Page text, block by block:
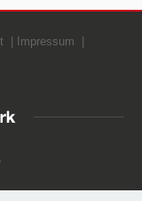
Impressum